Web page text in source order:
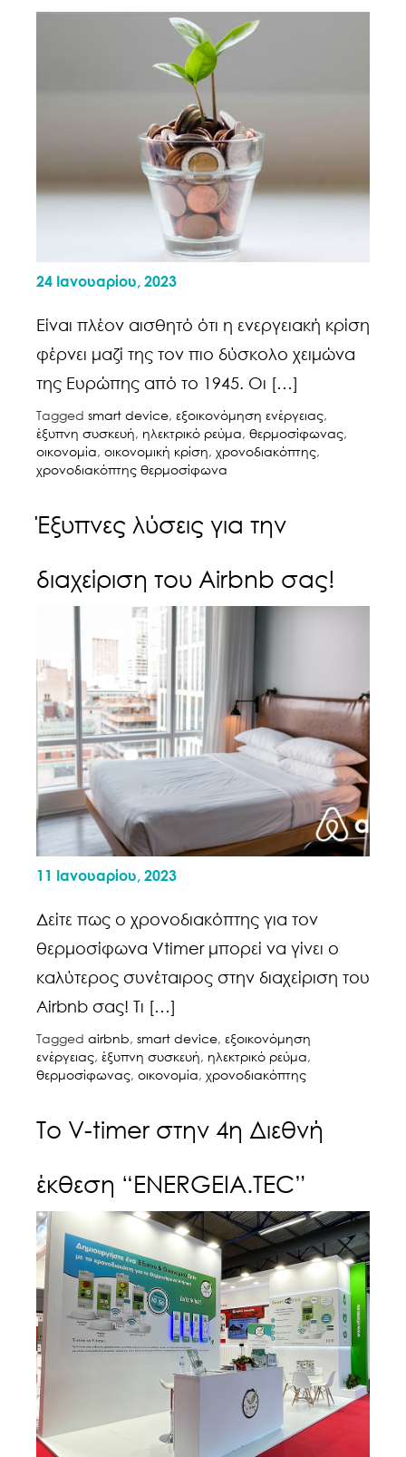
24 Ιανουαρίου, 2023
Είναι πλέον αισθητό ότι η ενεργειακή κρίση
φέρνει μαζί της τον πιο δύσκολο χειμώνα
της Ευρώπης από το 1945. Οι […]
Tagged smart device, εξοικονόμηση ενέργειας,
έξυπνη συσκευή, ηλεκτρικό ρεύμα, θερμοσίφωνας,
οικονομία, οικονομική κρίση, χρονοδιακόπτης,
χρονοδιακόπτης θερμοσίφωνα
Έξυπνες λύσεις για την
διαχείριση του Airbnb σας!
11 Ιανουαρίου, 2023
Δείτε πως ο χρονοδιακόπτης για τον
θερμοσίφωνα Vtimer μπορεί να γίνει ο
καλύτερος συνέταιρος στην διαχείριση του
Airbnb σας! Τι […]
Tagged airbnb, smart device, εξοικονόμηση
ενέργειας, έξυπνη συσκευή, ηλεκτρικό ρεύμα,
θερμοσίφωνας, οικονομία, χρονοδιακόπτης
Tο V-timer στην 4η Διεθνή
έκθεση “ENERGEIA.TEC”